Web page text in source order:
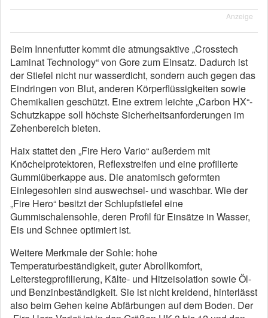
Anzeige
Beim Innenfutter kommt die atmungsaktive „Crosstech
Laminat Technology“ von Gore zum Einsatz. Dadurch ist
der Stiefel nicht nur wasserdicht, sondern auch gegen das
Eindringen von Blut, anderen Körperflüssigkeiten sowie
Chemikalien geschützt. Eine extrem leichte „Carbon HX“-
Schutzkappe soll höchste Sicherheitsanforderungen im
Zehenbereich bieten.
Haix stattet den „Fire Hero Vario“ außerdem mit
Knöchelprotektoren, Reflexstreifen und eine profilierte
Gummiüberkappe aus. Die anatomisch geformten
Einlegesohlen sind auswechsel- und waschbar. Wie der
„Fire Hero“ besitzt der Schlupfstiefel eine
Gummischalensohle, deren Profil für Einsätze in Wasser,
Eis und Schnee optimiert ist.
Weitere Merkmale der Sohle: hohe
Temperaturbeständigkeit, guter Abrollkomfort,
Leiterstegprofilierung, Kälte- und Hitzeisolation sowie Öl-
und Benzinbeständigkeit. Sie ist nicht kreidend, hinterlässt
also beim Gehen keine Abfärbungen auf dem Boden. Der